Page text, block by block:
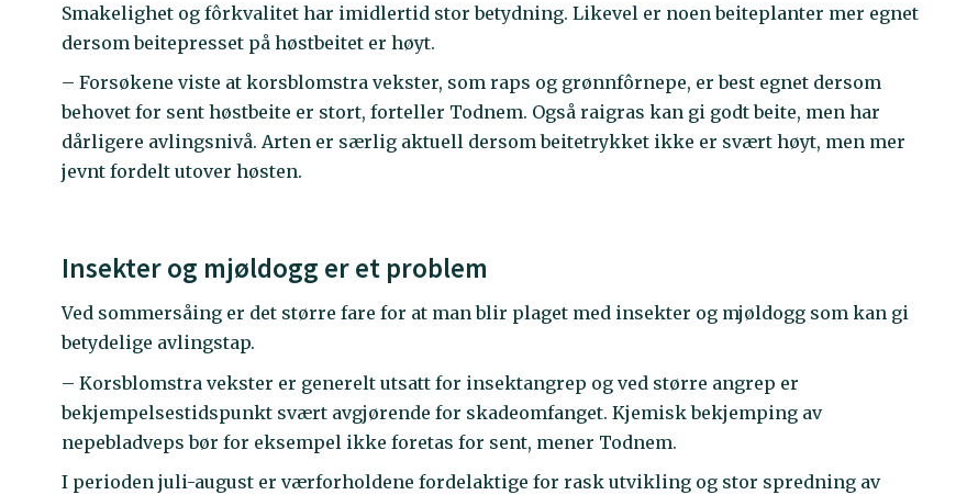
Smakelighet og fôrkvalitet har imidlertid stor betydning. Likevel er noen beiteplanter mer egnet
dersom beitepresset på høstbeitet er høyt.
– Forsøkene viste at korsblomstra vekster, som raps og grønnfôrnepe, er best egnet dersom
behovet for sent høstbeite er stort, forteller Todnem. Også raigras kan gi godt beite, men har
dårligere avlingsnivå. Arten er særlig aktuell dersom beitetrykket ikke er svært høyt, men mer
jevnt fordelt utover høsten.
Insekter og mjøldogg er et problem
Ved sommersåing er det større fare for at man blir plaget med insekter og mjøldogg som kan gi
betydelige avlingstap.
– Korsblomstra vekster er generelt utsatt for insektangrep og ved større angrep er
bekjempelsestidspunkt svært avgjørende for skadeomfanget. Kjemisk bekjemping av
nepebladveps bør for eksempel ikke foretas for sent, mener Todnem.
I perioden juli-august er værforholdene fordelaktige for rask utvikling og stor spredning av